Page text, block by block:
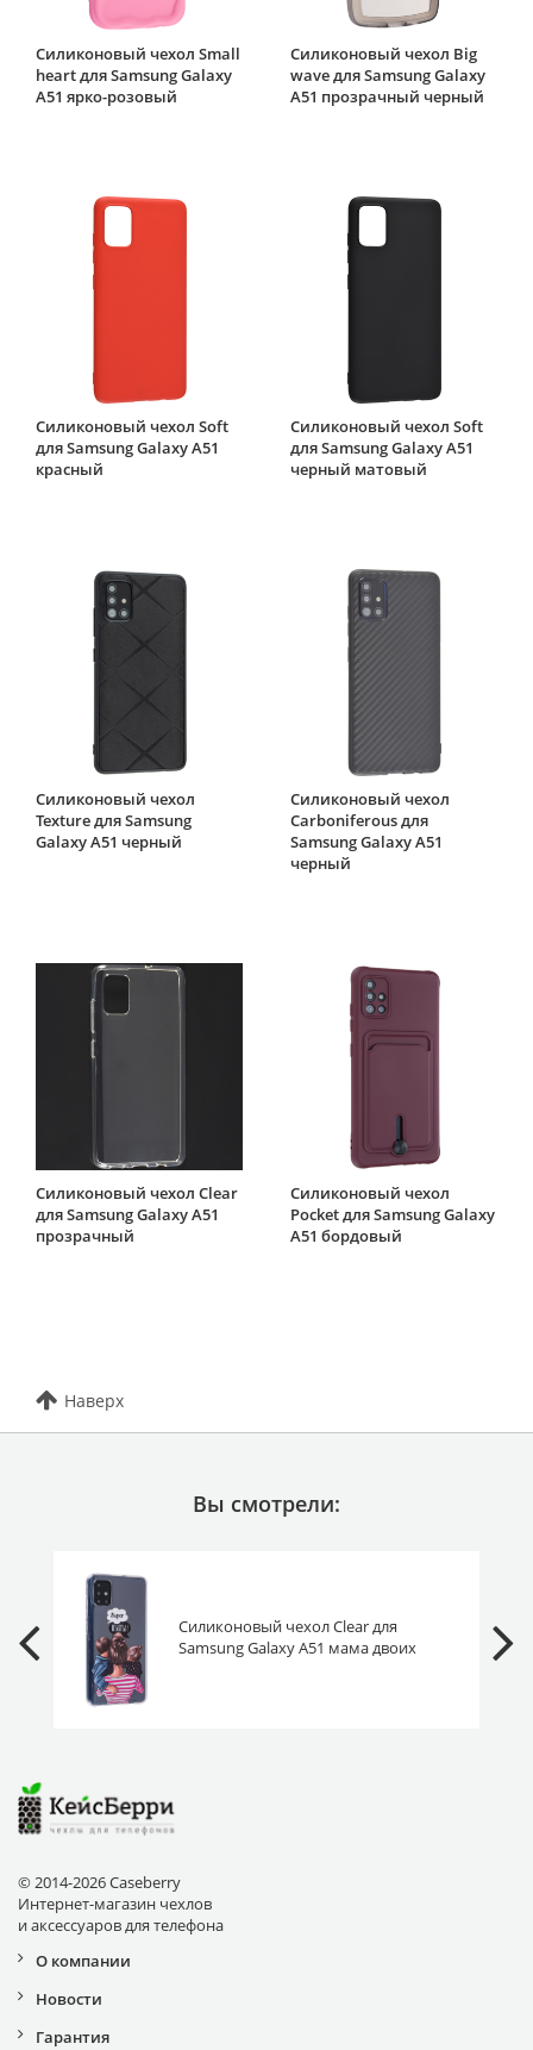
Силиконовый чехол Small
heart для Samsung Galaxy
A51 ярко-розовый
Силиконовый чехол Big
wave для Samsung Galaxy
A51 прозрачный черный
Силиконовый чехол Soft
для Samsung Galaxy A51
красный
Силиконовый чехол Soft
для Samsung Galaxy A51
черный матовый
Силиконовый чехол
Texture для Samsung
Galaxy A51 черный
Силиконовый чехол
Carboniferous для
Samsung Galaxy A51
черный
Силиконовый чехол Clear
для Samsung Galaxy A51
прозрачный
Силиконовый чехол
Pocket для Samsung Galaxy
A51 бордовый
Наверх
Вы смотрели:
Силиконовый чехол Clear для
Samsung Galaxy A51 мама двоих
© 2014-2026 Caseberry
Интернет-магазин чехлов
и аксессуаров для телефона
О компании
Новости
Гарантия